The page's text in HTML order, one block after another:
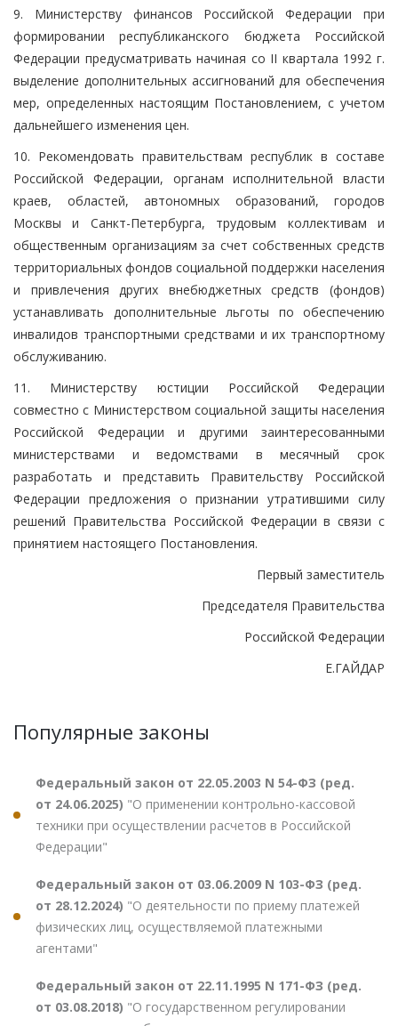
9. Министерству финансов Российской Федерации при
формировании республиканского бюджета Российской
Федерации предусматривать начиная со II квартала 1992 г.
выделение дополнительных ассигнований для обеспечения
мер, определенных настоящим Постановлением, с учетом
дальнейшего изменения цен.
10. Рекомендовать правительствам республик в составе
Российской Федерации, органам исполнительной власти
краев, областей, автономных образований, городов
Москвы и Санкт-Петербурга, трудовым коллективам и
общественным организациям за счет собственных средств
территориальных фондов социальной поддержки населения
и привлечения других внебюджетных средств (фондов)
устанавливать дополнительные льготы по обеспечению
инвалидов транспортными средствами и их транспортному
обслуживанию.
11. Министерству юстиции Российской Федерации
совместно с Министерством социальной защиты населения
Российской Федерации и другими заинтересованными
министерствами и ведомствами в месячный срок
разработать и представить Правительству Российской
Федерации предложения о признании утратившими силу
решений Правительства Российской Федерации в связи с
принятием настоящего Постановления.
Первый заместитель
Председателя Правительства
Российской Федерации
Е.ГАЙДАР
Популярные законы
Федеральный закон от 22.05.2003 N 54-ФЗ (ред.
от 24.06.2025) "О применении контрольно-кассовой
техники при осуществлении расчетов в Российской
Федерации"
Федеральный закон от 03.06.2009 N 103-ФЗ (ред.
от 28.12.2024) "О деятельности по приему платежей
физических лиц, осуществляемой платежными
агентами"
Федеральный закон от 22.11.1995 N 171-ФЗ (ред.
от 03.08.2018) "О государственном регулировании